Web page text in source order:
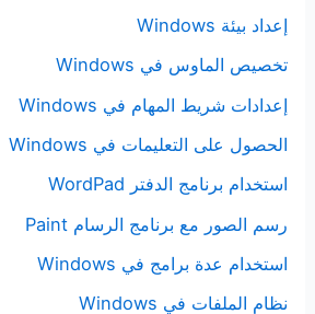
إعداد بيئة Windows
تخصيص الماوس في Windows
إعدادات شريط المهام في Windows
الحصول على التعليمات في Windows
استخدام برنامج الدفتر WordPad
رسم الصور مع برنامج الرسام Paint
استخدام عدة برامج في Windows
نظام الملفات في Windows